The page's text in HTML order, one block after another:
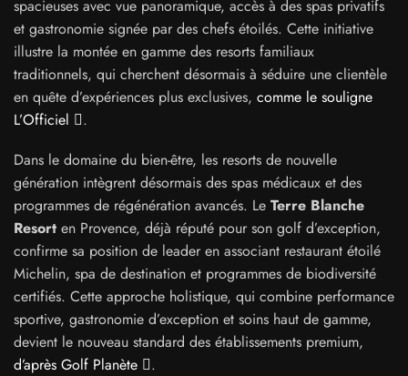
spacieuses avec vue panoramique, accès à des spas privatifs
et gastronomie signée par des chefs étoilés. Cette initiative
illustre la montée en gamme des resorts familiaux
traditionnels, qui cherchent désormais à séduire une clientèle
en quête d’expériences plus exclusives, comme le souligne
L’Officiel
.
Dans le domaine du bien-être, les resorts de nouvelle
génération intègrent désormais des spas médicaux et des
programmes de régénération avancés. Le Terre Blanche
Resort en Provence, déjà réputé pour son golf d’exception,
confirme sa position de leader en associant restaurant étoilé
Michelin, spa de destination et programmes de biodiversité
certifiés. Cette approche holistique, qui combine performance
sportive, gastronomie d’exception et soins haut de gamme,
devient le nouveau standard des établissements premium,
d’après Golf Planète
.